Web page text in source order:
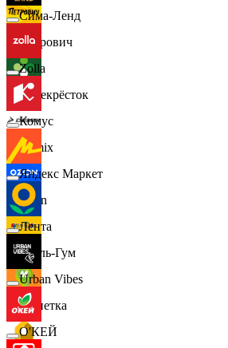
Петрович
Перекрёсток
Demix
Ozon
Бубль-Гум
Монетка
Сима-Ленд
Zolla
Комус
Яндекс Маркет
Лента
Urban Vibes
О'КЕЙ